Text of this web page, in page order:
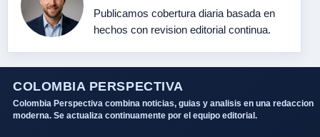
Publicamos cobertura diaria basada en
hechos con revision editorial continua.
COLOMBIA PERSPECTIVA
Colombia Perspectiva combina noticias, guias y analisis en una redaccion
moderna. Se actualiza continuamente por el equipo editorial.